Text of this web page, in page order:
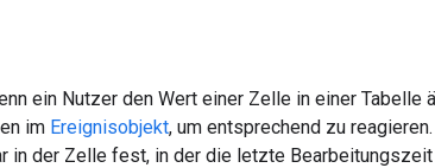
ein Nutzer den Wert einer Zelle in einer Tabelle
im Ereignisobjekt, um entsprechend zu
in der Zelle fest, in der die letzte